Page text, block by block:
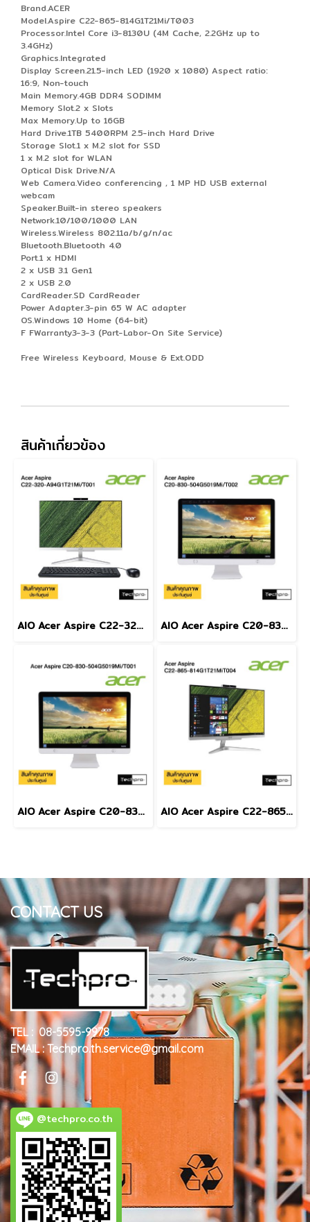
Brand.ACER
Model.Aspire C22-865-814G1T21Mi/T003
Processor.Intel Core i3-8130U (4M Cache, 2.2GHz up to
3.4GHz)
Graphics.Integrated
Display Screen.21.5-inch LED (1920 x 1080) Aspect ratio:
16:9, Non-touch
Main Memory.4GB DDR4 SODIMM
Memory Slot.2 x Slots
Max Memory.Up to 16GB
Hard Drive.1TB 5400RPM 2.5-inch Hard Drive
Storage Slot.1 x M.2 slot for SSD
1 x M.2 slot for WLAN
Optical Disk Drive.N/A
Web Camera.Video conferencing , 1 MP HD USB external
webcam
Speaker.Built-in stereo speakers
Network.10/100/1000 LAN
Wireless.Wireless 802.11a/b/g/n/ac
Bluetooth.Bluetooth 4.0
Port.1 x HDMI
2 x USB 3.1 Gen1
2 x USB 2.0
CardReader.SD CardReader
Power Adapter.3-pin 65 W AC adapter
OS.Windows 10 Home (64-bit)
F FWarranty3-3-3 (Part-Labor-On Site Service)
Free Wireless Keyboard, Mouse & Ext.ODD
สินค้าเกี่ยวข้อง
AIO Acer Aspire C22-320-A94G1T21Mi/T001 AIO Acer Aspire C20-830-504G5019Mi/T002
AIO Acer Aspire C20-830-504G5019Mi/T001 AIO Acer Aspire C22-865-814G1T21MiT004
CONTACT US
TEL : 08-5595-9978
EMAIL : Techpro.th.service@gmail.com
@techpro.co.th